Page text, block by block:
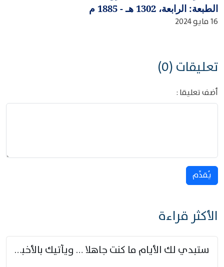
الطبعة: الرابعة، 1302 هـ - 1885 م
16 مايو 2024
تعليقات (0)
أضف تعليقا :
يُقدِّم
الأكثر قراءة
ستبدي لك الأيام ما كنت جاهلا … ويأتيك بالأخبار من لم تزوّد